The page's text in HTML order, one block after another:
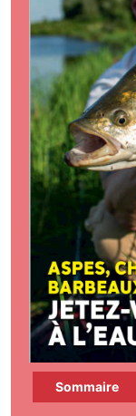
Sommaire